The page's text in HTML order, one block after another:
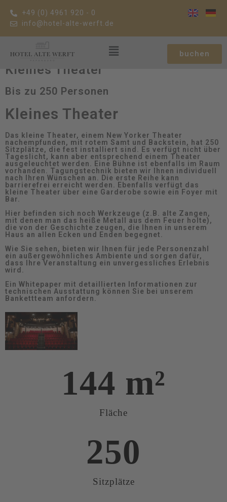
+49 (0) 4961 920 - 0
info@hotel-alte-werft.de
buchen
Kleines Theater
Bis zu 250 Personen
Kleines Theater
Das kleine Theater, einem New Yorker Theater
nachempfunden, mit rotem Samt und Backstein, hat 250
Sitzplätze, die fest installiert sind. Es verfügt nicht über
Tageslicht, kann aber entsprechend einem Theater
ausgeleuchtet werden. Eine Bühne ist ebenfalls im Raum
vorhanden. Tagungstechnik bieten wir Ihnen individuell
nach Ihren Wünschen an. Die erste Reihe kann
barrierefrei erreicht werden. Ebenfalls verfügt das
kleine Theater über eine Garderobe sowie ein Foyer mit
Bar.
Hier befinden sich noch Werkzeuge (z.B. alte Zangen,
mit denen man das heiße Metall aus dem Feuer holte),
die von der Geschichte zeugen, die Ihnen in unserem
Haus an allen Ecken und Enden begegnet.
Wie Sie sehen, bieten wir Ihnen für jede Personenzahl
ein außergewöhnliches Ambiente und sorgen dafür,
dass Ihre Veranstaltung ein unvergessliches Erlebnis
wird.
Ein Whitepaper mit detaillierten Informationen zur
technischen Ausstattung können Sie bei unserem
Bankettteam anfordern.
Fläche
144 m²
Sitzplätze
250